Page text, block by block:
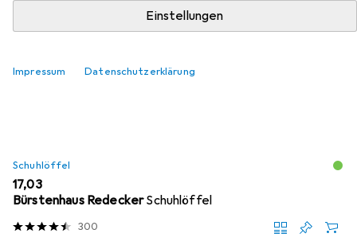
Einstellungen
Impressum Datenschutzerklärung
Schuhlöffel
EUR
17,03
Bürstenhaus RedeckerSchuhlöffel
300